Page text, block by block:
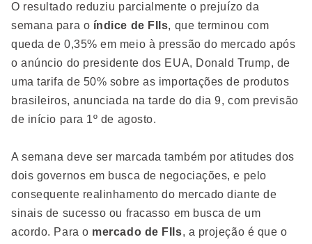
O resultado reduziu parcialmente o prejuízo da
semana para o índice de FIIs, que terminou com
queda de 0,35% em meio à pressão do mercado após
o anúncio do presidente dos EUA, Donald Trump, de
uma tarifa de 50% sobre as importações de produtos
brasileiros, anunciada na tarde do dia 9, com previsão
de início para 1º de agosto.
A semana deve ser marcada também por atitudes dos
dois governos em busca de negociações, e pelo
consequente realinhamento do mercado diante de
sinais de sucesso ou fracasso em busca de um
acordo. Para o mercado de FIIs, a projeção é que o